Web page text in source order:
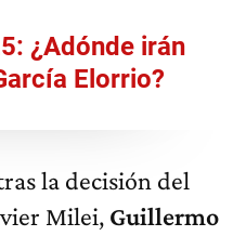
¿Adónde irán
Elorrio?
la decisión del
Milei, Guillermo